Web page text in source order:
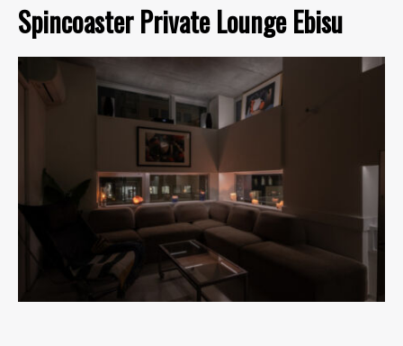
Spincoaster Private Lounge Ebisu